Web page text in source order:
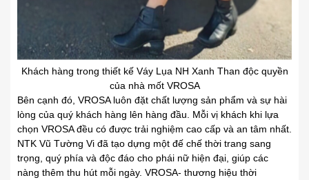
Khách hàng trong thiết kế Váy Lụa NH Xanh Than độc quyền
của nhà mốt VROSA
Bên cạnh đó, VROSA luôn đặt chất lượng sản phẩm và sự hài
lòng của quý khách hàng lên hàng đầu. Mỗi vị khách khi lựa
chọn VROSA đều có được trải nghiệm cao cấp và an tâm nhất.
NTK Vũ Tường Vi đã tạo dựng một đế chế thời trang sang
trọng, quý phía và độc đáo cho phái nữ hiện đại, giúp các
nàng thêm thu hút mỗi ngày. VROSA- thương hiệu thời